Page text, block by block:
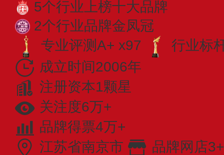
5个行业上榜十大品牌
2个行业品牌金凤冠
专业评测A+ x97
行业标
成立时间2006年
注册资本1颗星
关注度6万+
品牌得票4万+
江苏省南京市
品牌网店3+